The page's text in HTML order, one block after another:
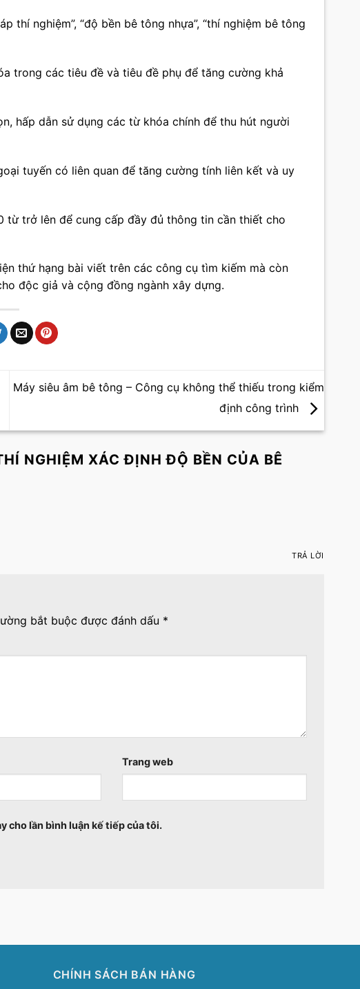
thí nghiệm”, “độ bền bê tông nhựa”, “thí nghiệm bê tông
trong các tiêu đề và tiêu đề phụ để tăng cường khả
hấp dẫn sử dụng các từ khóa chính để thu hút người
tuyến có liên quan để tăng cường tính liên kết và uy
trở lên để cung cấp đầy đủ thông tin cần thiết cho
thứ hạng bài viết trên các công cụ tìm kiếm mà còn
độc giả và cộng đồng ngành xây dựng.
Máy siêu âm bê tông – Công cụ không thể thiếu trong kiểm
định công trình
NGHIỆM XÁC ĐỊNH ĐỘ BỀN CỦA BÊ
TRẢ LỜI
bắt buộc được đánh dấu *
Trang web
cho lần bình luận kế tiếp của tôi.
CHÍNH SÁCH BÁN HÀNG